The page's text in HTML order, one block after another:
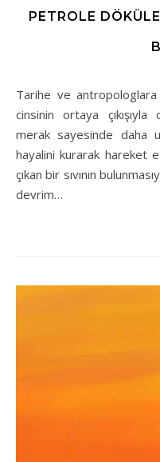
PETROLE
Tarihe ve antropologlara göre insanlığın başlangıcı Homo
cinsinin ortaya
merak sayesinde daha
hayalini kurarak hareket
çıkan bir sıvının
devrim…